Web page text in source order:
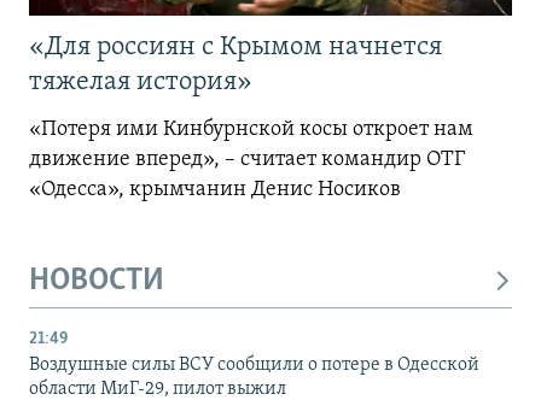
«Для россиян с Крымом начнется
тяжелая история»
«Потеря ими Кинбурнской косы откроет нам
движение вперед», – считает командир ОТГ
«Одесса», крымчанин Денис Носиков
НОВОСТИ
21:49
Воздушные силы ВСУ сообщили о потере в Одесской
области МиГ-29, пилот выжил